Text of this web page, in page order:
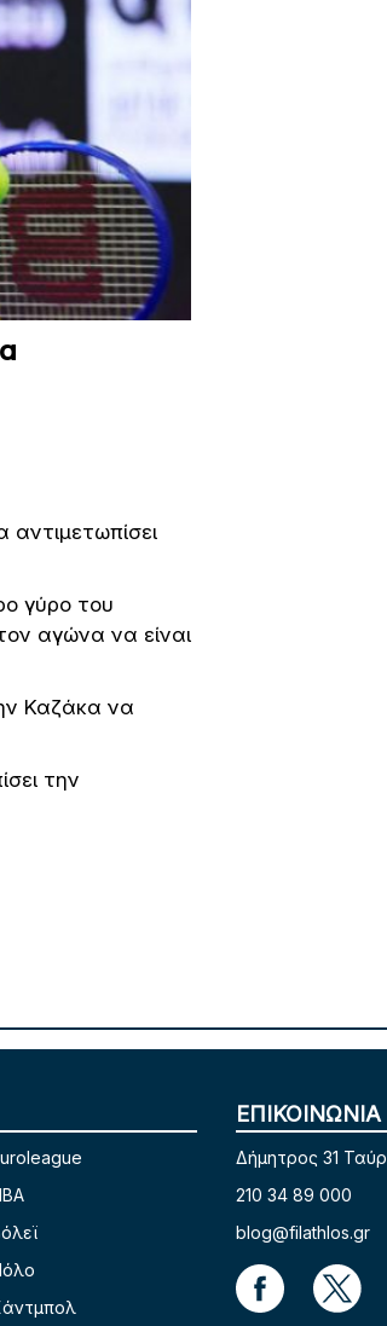
γύρο του
αγώνα να είναι
Καζάκα να
την
ΕΠΙΚΟΙΝΩΝΙΑ
Δήμητρος 31
210 34 89 000
blog@filathlos.gr